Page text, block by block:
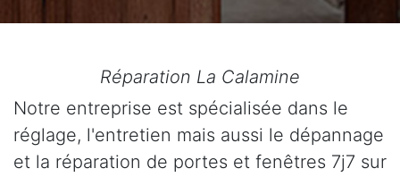
Réparation La Calamine
Notre entreprise est spécialisée dans le
réglage, l'entretien mais aussi le dépannage
et la réparation de portes et fenêtres 7j7 sur